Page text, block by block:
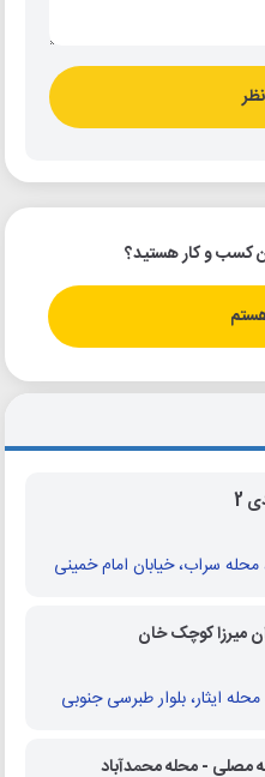
کسب و کار هستید؟
2
میرزا کوچک خان
مصلی - محله محمدآباد